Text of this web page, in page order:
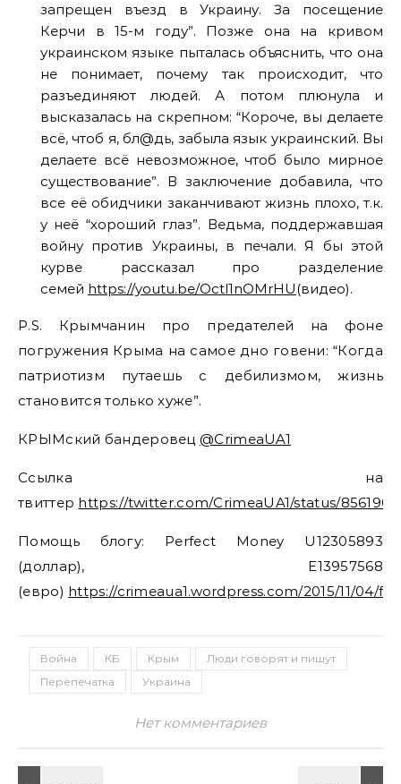
запрещен въезд в Украину. За посещение
Керчи в 15-м году”. Позже она на кривом
украинском языке пыталась объяснить, что она
не понимает, почему так происходит, что
разъединяют людей. А потом плюнула и
высказалась на скрепном: “Короче, вы делаете
всё, чтоб я, бл@дь, забыла язык украинский. Вы
делаете всё невозможное, чтоб было мирное
существование”. В заключение добавила, что
все её обидчики заканчивают жизнь плохо, т.к.
у неё “хороший глаз”. Ведьма, поддержавшая
войну против Украины, в печали. Я бы этой
курве рассказал про разделение
семей https://youtu.be/Octl1nOMrHU(видео).
P.S. Крымчанин про предателей на фоне
погружения Крыма на самое дно говени: “Когда
патриотизм путаешь с дебилизмом, жизнь
становится только хуже”.
КРЫМский бандеровец @CrimeaUA1
Ссылка на
твиттер https://twitter.com/CrimeaUA1/status/
Помощь блогу: Perfect Money U12305893
(доллар), E13957568
(евро) https://crimeaua1.wordpress.com/2015/11/04/
Война КБ Крым
Люди говорят и пишут
Перепечатка
Украина
Нет комментариев